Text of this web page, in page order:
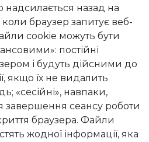
надсилається назад на
браузер запитує веб-
cookie можуть бути
постійні
і будуть дійсними до
якщо їх не видалить
«сесійні», навпаки,
завершення сеансу роботи
браузера. Файли
жодної інформації, яка